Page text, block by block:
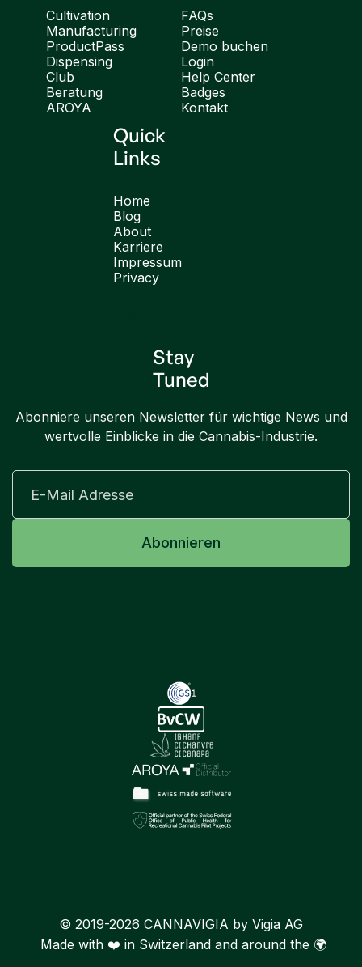
Cultivation
Manufacturing
ProductPass
Dispensing
Club
Beratung
AROYA
FAQs
Preise
Demo buchen
Login
Help Center
Badges
Kontakt
Quick
Links
Home
Blog
About
Karriere
Impressum
Privacy
Stay
Tuned
Abonniere unseren Newsletter für wichtige News und
wertvolle Einblicke in die Cannabis-Industrie.
© 2019-2026 CANNAVIGIA by Vigia AG
Made with ❤️ in Switzerland and around the 🌍